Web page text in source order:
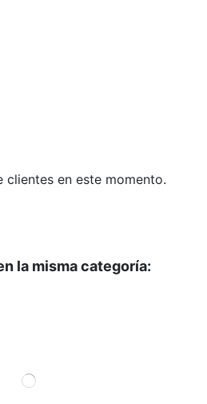
clientes en este momento.
la misma categoría: